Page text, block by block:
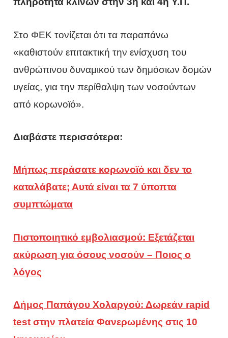
Στο ΦΕΚ τονίζεται ότι τα παραπάνω
«καθιστούν επιτακτική την ενίσχυση του
ανθρώπινου δυναμικού των δημόσιων δομών
υγείας, για την περίθαλψη των νοσούντων
από κορωνοϊό».
Διαβάστε περισσότερα:
Μήπως περάσατε κορωνοϊό και δεν το
καταλάβατε; Αυτά είναι τα 7 ύποπτα
συμπτώματα
Πιστοποιητικό εμβολιασμού: Εξετάζεται
ακύρωση για όσους νοσούν – Ποιος ο
λόγος
Δήμος Παπάγου Χολαργού: Δωρεάν rapid
test στην πλατεία Φανερωμένης στις 10